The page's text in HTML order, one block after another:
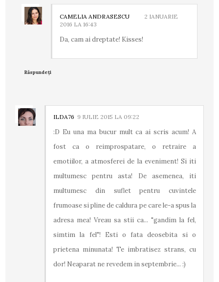
CAMELIA ANDRASESCU
2 IANUARIE
2016 LA 16:43
Da, cam ai dreptate! Kisses!
Răspundeți
ILDA76 9 IULIE 2015 LA 09:22
:D Eu una ma bucur mult ca ai scris acum! A
fost ca o reimprospatare, o retraire a
emotiilor, a atmosferei de la eveniment! Si iti
multumesc pentru asta! De asemenea, iti
multumesc din suflet pentru cuvintele
frumoase si pline de caldura pe care le-a spus la
adresa mea! Vreau sa stii ca... "gandim la fel,
simtim la fel"! Esti o fata deosebita si o
prietena minunata! Te imbratisez strans, cu
dor! Neaparat ne revedem in septembrie... :)